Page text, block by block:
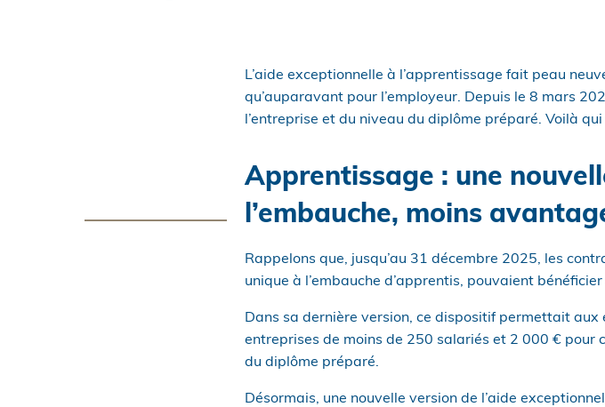
L’aide exceptionnelle à l’apprentissage fait peau
qu’auparavant pour l’employeur. Depuis le 8 mars
l’entreprise et du niveau du diplôme préparé. Voilà
Apprentissage : une
l’embauche, moins
Rappelons que, jusqu’au 31 décembre 2025, les
unique à l’embauche d’apprentis, pouvaient
Dans sa dernière version, ce dispositif permettait
entreprises de moins de 250 salariés et 2 000 € pour
du diplôme préparé.
Désormais, une nouvelle version de l’aide